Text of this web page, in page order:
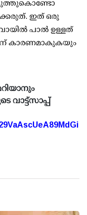
ഇത് ഒരു
പാൽ ഉള്ളത്
കാരണമാകുകയും
വാട്ട്സാപ്പ്